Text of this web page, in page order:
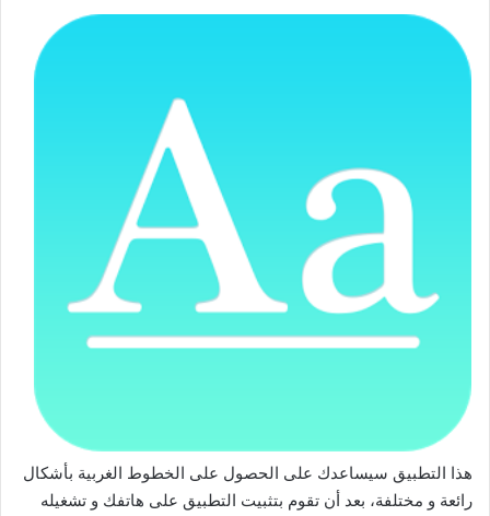
هذا التطبيق سيساعدك على الحصول على الخطوط الغربية بأشكال
رائعة و مختلفة، بعد أن تقوم بتثبيت التطبيق على هاتفك و تشغيله